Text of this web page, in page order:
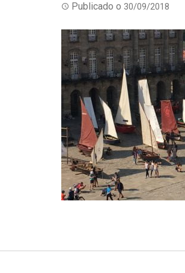
Publicado o 30/09/2018